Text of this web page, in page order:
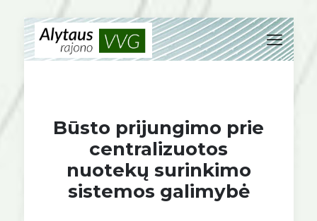
Būsto prijungimo prie
centralizuotos
nuotekų surinkimo
sistemos galimybė